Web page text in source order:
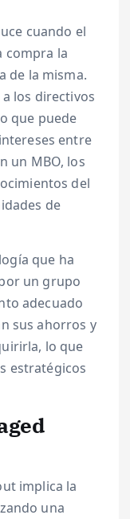
cuando el
compra la
de la misma.
los directivos
que puede
entre
un MBO, los
del
de
que ha
un grupo
adecuado
sus ahorros y
lo que
estratégicos
implica la
una